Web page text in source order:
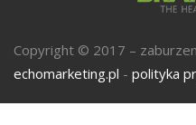
Copyright © 2017 –
echomarketing.pl - polityka